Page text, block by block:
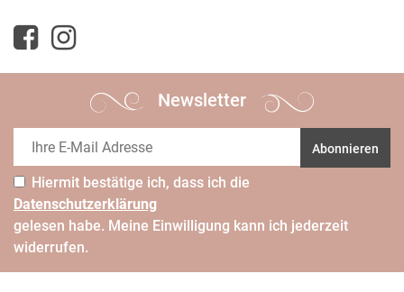
Newsletter
Abonnieren
Hiermit bestätige ich, dass ich die
Daten­schutz­erklärung
gelesen habe. Meine Einwilligung kann ich jederzeit
widerrufen.